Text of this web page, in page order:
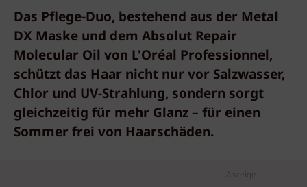
Das Pflege-Duo, bestehend aus der Metal
DX Maske und dem Absolut Repair
Molecular Oil von L'Oréal Professionnel,
schützt das Haar nicht nur vor Salzwasser,
Chlor und UV-Strahlung, sondern sorgt
gleichzeitig für mehr Glanz – für einen
Sommer frei von Haarschäden.
Anzeige